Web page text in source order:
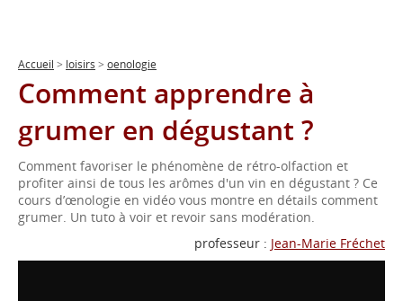
Accueil > loisirs > oenologie
Comment apprendre à
grumer en dégustant ?
Comment favoriser le phénomène de rétro-olfaction et
profiter ainsi de tous les arômes d'un vin en dégustant ? Ce
cours d’œnologie en vidéo vous montre en détails comment
grumer. Un tuto à voir et revoir sans modération.
professeur : Jean-Marie Fréchet